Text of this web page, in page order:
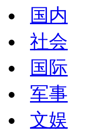
国内
社会
国际
军事
文娱